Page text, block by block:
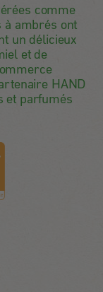
comme
à ambrés ont
un délicieux
et de
HAND
et parfumés